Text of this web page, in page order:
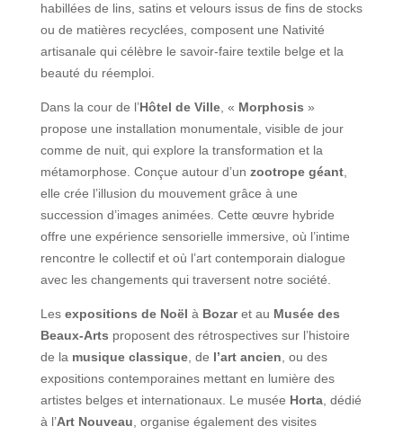
habillées de lins, satins et velours issus de fins de stocks
ou de matières recyclées, composent une Nativité
artisanale qui célèbre le savoir-faire textile belge et la
beauté du réemploi.
Dans la cour de l’Hôtel de Ville, « Morphosis »
propose une installation monumentale, visible de jour
comme de nuit, qui explore la transformation et la
métamorphose. Conçue autour d’un zootrope géant,
elle crée l’illusion du mouvement grâce à une
succession d’images animées. Cette œuvre hybride
offre une expérience sensorielle immersive, où l’intime
rencontre le collectif et où l’art contemporain dialogue
avec les changements qui traversent notre société.
Les expositions de Noël à Bozaret au Musée des
Beaux-Arts proposent des rétrospectives sur l’histoire
de la musique classique, de l’art ancien , ou des
expositions contemporaines mettant en lumière des
artistes belges et internationaux. Le musée Horta, dédié
à l’Art Nouveau , organise également des visites